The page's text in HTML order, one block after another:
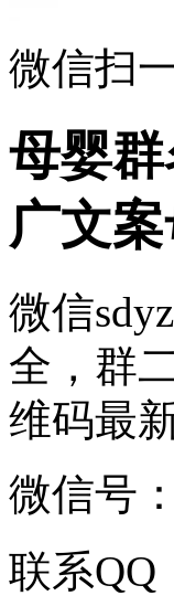
微信扫
母婴
广文
微信
全，群
维码最
微信号：
联系QQ